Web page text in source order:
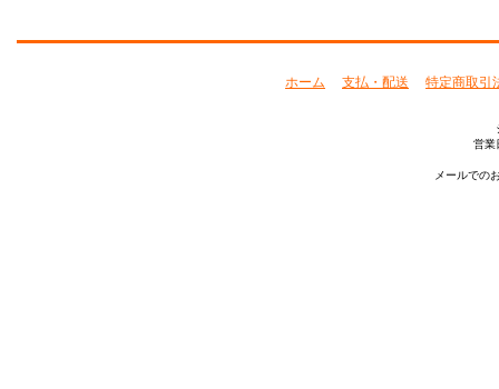
ホーム 支払・配送 特定商取引
営業
メールでの